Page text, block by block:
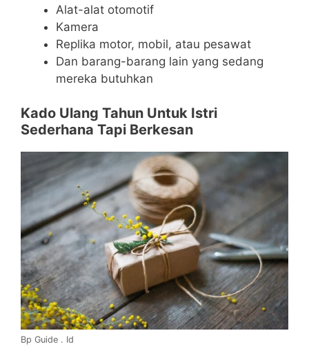
Alat-alat otomotif
Kamera
Replika motor, mobil, atau pesawat
Dan barang-barang lain yang sedang
mereka butuhkan
Kado Ulang Tahun Untuk Istri
Sederhana Tapi Berkesan
Bp Guide . Id